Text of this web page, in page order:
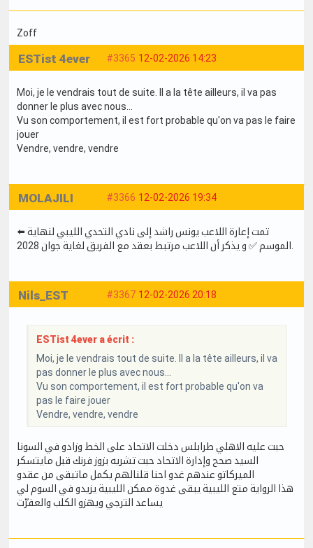
Zoff
#3365 12-02-2026 14:23
ESTist 4ever
Moi, je le vendrais tout de suite. Il a la tête ailleurs, il va pas
donner le plus avec nous...
Vu son comportement, il est fort probable qu'on va pas le faire
jouer
Vendre, vendre, vendre
#3366 12-02-2026 19:34
MOLAJILI
⬅️ تمت إعارة اللاعب يونس راشد إلى نادي التحدي الليبي لنهاية
#3367 12-02-2026 20:18
Nils_EST
ESTist 4ever a écrit :
Moi, je le vendrais tout de suite. Il a la tête ailleurs, il va
pas donner le plus avec nous...
Vu son comportement, il est fort probable qu'on va
pas le faire jouer
Vendre, vendre, vendre
حبت عليه الاهلي طرابلس دخلت الاتحاد على الخط وزادو في السونا
السيد صحح وإدارة الاتحاد حبت تشريه بزوز فرنك قبل مايتسكر
الميركاتو عندهم غدو احنا قلنالهم يكمل ماتبقى من عقدو
هذا الرواية متع الليبية يبقى غدوة ممكن الليبية يزيدو في السوم لي
يساعد الترجي ويهزو الكلب والعفرّت